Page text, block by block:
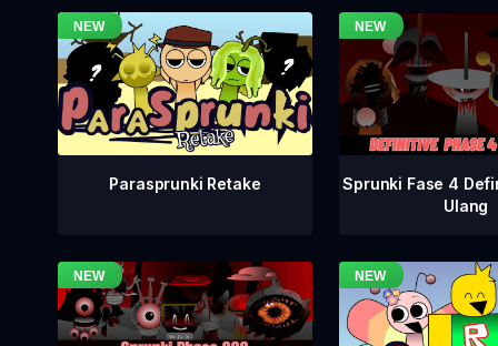
Parasprunki Retake
Sprunki Fase 4
Ulang